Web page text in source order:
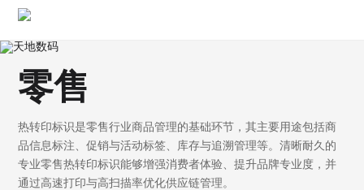
零售
热转印标识是零售行业商品管理的基础环节，其主要用途包括商
品信息标注、促销与活动标签、库存与追溯管理等。清晰耐久的
专业零售热转印标识能够增强消费者体验、提升品牌专业度，并
通过高速打印与高扫描率优化供应链管理。